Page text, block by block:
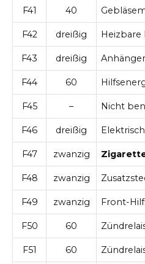
F41 40
F42 dreißig Heizbare
F43 dreißig
F44 60
F45 – Nicht
F46 dreißig
F47 zwanzig
F48 zwanzig
F49 zwanzig Front-
F50 60
F51 60